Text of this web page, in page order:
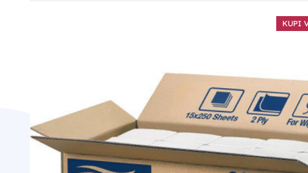
KUPI